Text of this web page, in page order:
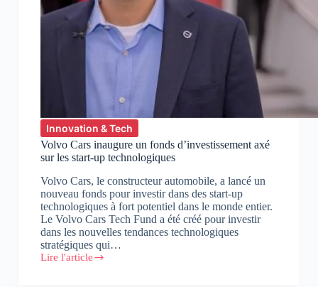
Innovation & Tech
Volvo Cars inaugure un fonds d’investissement axé
sur les start-up technologiques
Volvo Cars, le constructeur automobile, a lancé un
nouveau fonds pour investir dans des start-up
technologiques à fort potentiel dans le monde entier.
Le Volvo Cars Tech Fund a été créé pour investir
dans les nouvelles tendances technologiques
stratégiques qui…
Lire l'article
Volvo